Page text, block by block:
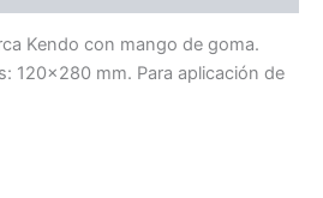
Kendo con mango de goma.
120×280 mm. Para aplicación de